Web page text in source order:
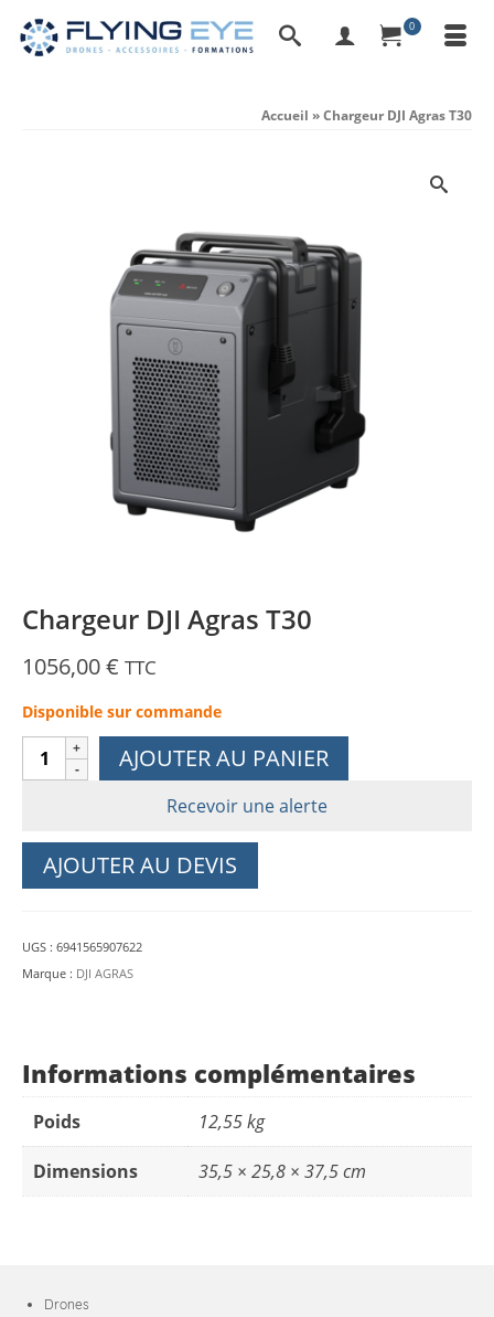
0
Accueil »Chargeur DJI Agras T30
Chargeur DJI Agras T30
1056,00€ TTC
Disponible sur commande
quantité
de
Agras
T30
AJOUTER AU PANIER
Recevoir une alerte
AJOUTER AU DEVIS
UGS : 6941565907622
Marque : DJI AGRAS
Informations complémentaires
Poids 12,55 kg
Dimensions 35,5 × 25,8 × 37,5 cm
Drones